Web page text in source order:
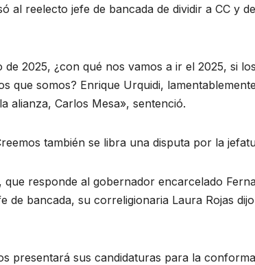
al reelecto jefe de bancada de dividir a CC y
2025, ¿con qué nos vamos a ir el 2025, si
que somos? Enrique Urquidi,
alianza, Carlos Mesa», sentenció.
también se libra una disputa por la
responde al gobernador encarcelado
de bancada, su correligionaria Laura Rojas
presentará sus candidaturas para la